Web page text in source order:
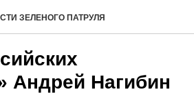
ЗЕЛЕНОГО ПАТРУЛЯ
Андрей Нагибин